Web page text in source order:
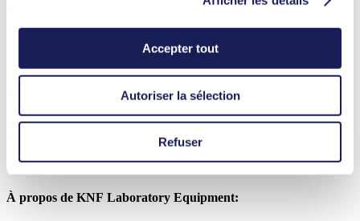
Accepter tout
Autoriser la sélection
Refuser
Cet avantage perdure même dans les configurations modulaires
formant un système de vide avec séparateur et/ou condenseur.
Équipées d’un régulateur de régime, résistantes aux produits
chimiques tels que les gaz très agressifs et corrosifs et, selon le
conviennent à un large éventail de travaux de laboratoire. Ceux-ci
comprennent le dégazage, la filtration, l’aspiration de liquides, le
sous vide.
À propos de KNF Laboratory Equipment: